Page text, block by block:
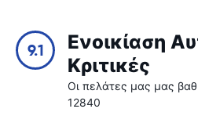
9.1
Ενοικίαση
Κριτικές
Οι πελάτες μας μας
12840